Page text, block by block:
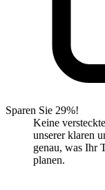
Sparen Sie 29%!
Keine
unserer klaren
genau, was Ihr
planen.